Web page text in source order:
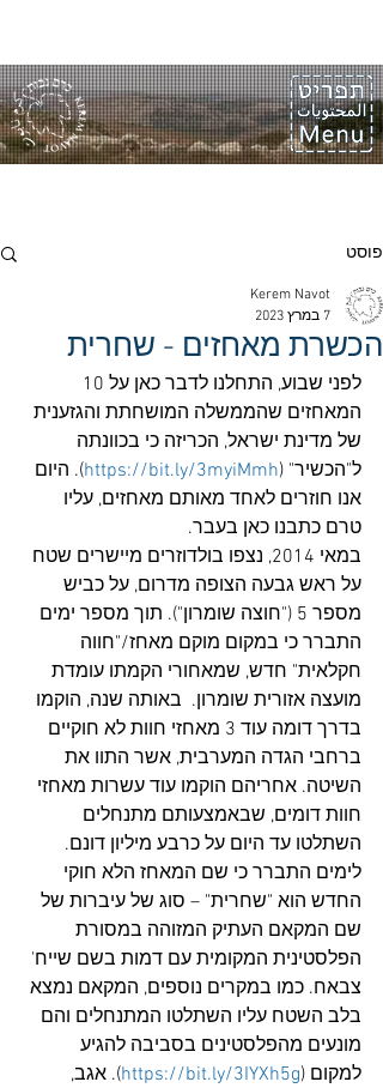
פוסט
הכשרת מאחזים - שחרית
Kerem Navot
7 במרץ 2023
המאחזים שהממשלה המושחתת והגזענית
של מדינת ישראל, הכריזה כי בכוונתה
ל"הכשיר" (https://bit.ly/3myiMmh). היום
אנו חוזרים לאחד מאותם מאחזים, עליו
טרם כתבנו כאן בעבר.
במאי 2014, נצפו בולדוזרים מיישרים שטח
על ראש גבעה הצופה מדרום, על כביש
מספר 5 ("חוצה שומרון"). תוך מספר ימים
התברר כי במקום מוקם מאחז/"חווה
חקלאית" חדש, שמאחורי הקמתו עומדת
מועצה אזורית שומרון.  באותה שנה, הוקמו
בדרך דומה עוד 3 מאחזי חוות לא חוקיים
ברחבי הגדה המערבית, אשר התוו את
השיטה. אחריהם הוקמו עוד עשרות מאחזי
חוות דומים, שבאמצעותם מתנחלים
השתלטו עד היום על כרבע מיליון דונם.
לימים התברר כי שם המאחז הלא חוקי
החדש הוא "שחרית" – סוג של עיברות של
שם המקאם העתיק המזוהה במסורת
הפלסטינית המקומית עם דמות בשם שייח'
צבאח. כמו במקרים נוספים, המקאם נמצא
בלב השטח עליו השתלטו המתנחלים והם
מונעים מהפלסטינים בסביבה להגיע
למקום (https://bit.ly/3IYXh5g). אגב,